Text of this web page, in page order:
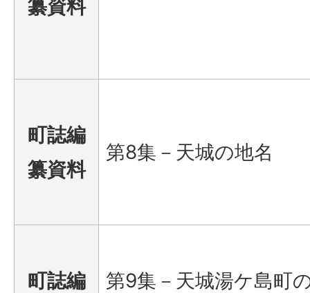
纂資料
町誌編
纂資料
第8集－天城の地名
町誌編
第9集－天城湯ケ島町